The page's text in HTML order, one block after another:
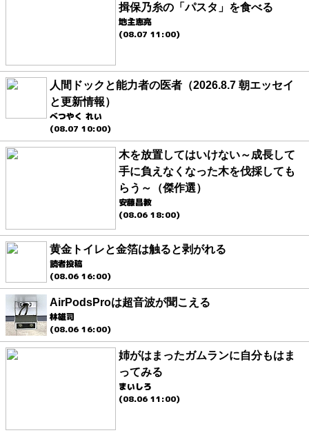
揖保乃糸の「パスタ」を食べる
地主恵亮
(08.07 11:00)
人間ドックと能力者の医者（2026.8.7 朝エッセイ
と更新情報）
べつやく れい
(08.07 10:00)
木を放置してはいけない～成長して
手に負えなくなった木を伐採しても
らう～（傑作選）
安藤昌教
(08.06 18:00)
黄金トイレと金箔は触ると剥がれる
読者投稿
(08.06 16:00)
AirPodsProは超音波が聞こえる
林雄司
(08.06 16:00)
姉がはまったガムランに自分もはま
ってみる
まいしろ
(08.06 11:00)